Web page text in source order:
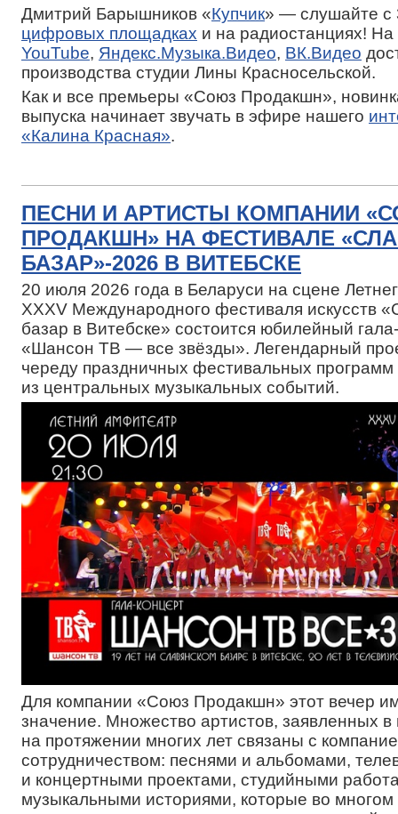
Дмитрий Барышников «Купчик» — слушайте
цифровых площадках и на радиостанциях!
YouTube, Яндекс.Музыка.Видео, ВК.Видео
производства студии Лины Красносельской.
Как и все премьеры «Союз Продакшн»,
выпуска начинает звучать в эфире нашего
«Калина Красная».
ПЕСНИ И АРТИСТЫ КОМПАНИИ
ПРОДАКШН» НА ФЕСТИВАЛЕ
БАЗАР»-2026 В ВИТЕБСКЕ
20 июля 2026 года в Беларуси на сцене
XXXV Международного фестиваля искусств
базар в Витебске» состоится юбилейный
«Шансон ТВ — все звёзды». Легендарный
череду праздничных фестивальных программ
из центральных музыкальных событий.
Для компании «Союз Продакшн» этот вечер
значение. Множество артистов, заявленных в
на протяжении многих лет связаны с
сотрудничеством: песнями и альбомами,
и концертными проектами, студийными
музыкальными историями, которые во